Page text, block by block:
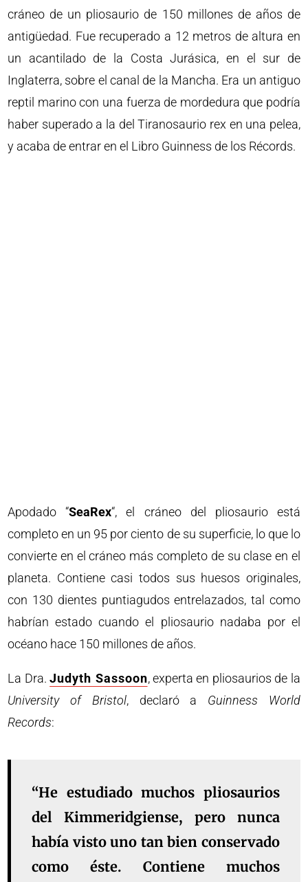
cráneo de un pliosaurio de 150 millones de años de
antigüedad. Fue recuperado a 12 metros de altura en
un acantilado de la Costa Jurásica, en el sur de
Inglaterra, sobre el canal de la Mancha. Era un antiguo
reptil marino con una fuerza de mordedura que podría
haber superado a la del Tiranosaurio rex en una pelea,
y acaba de entrar en el Libro Guinness de los Récords.
Apodado “SeaRex“, el cráneo del pliosaurio está
completo en un 95 por ciento de su superficie, lo que lo
convierte en el cráneo más completo de su clase en el
planeta. Contiene casi todos sus huesos originales,
con 130 dientes puntiagudos entrelazados, tal como
habrían estado cuando el pliosaurio nadaba por el
océano hace 150 millones de años.
La Dra.Judyth Sassoon, experta en pliosaurios de la
University of Bristol, declaró a Guinness World
Records:
“He estudiado muchos pliosaurios
del Kimmeridgiense, pero nunca
había visto uno tan bien conservado
como éste. Contiene muchos